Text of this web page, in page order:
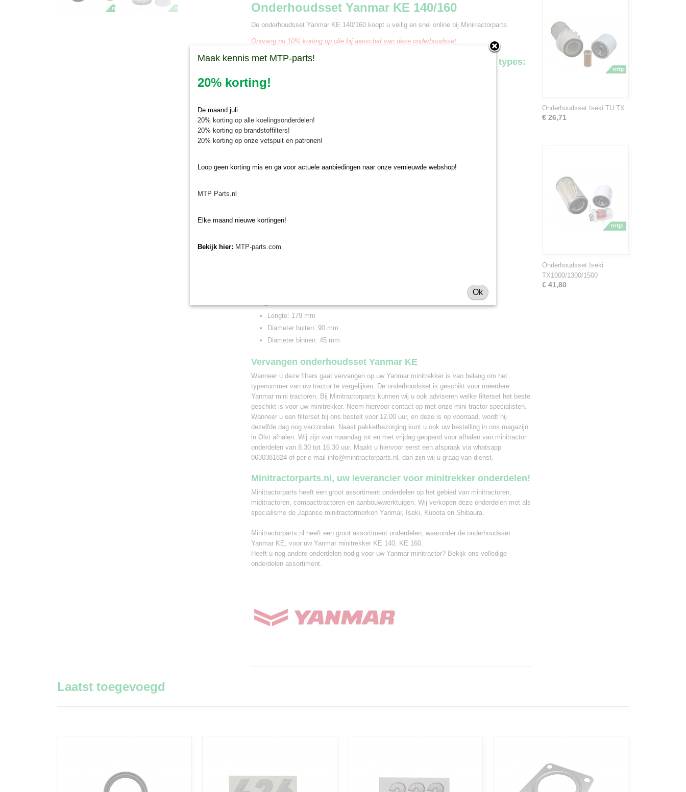
Onderhoudsset Yanmar KE 140/160
De onderhoudsset Yanmar KE 140/160 koopt u veilig en snel online bij Minirractorparts.
Ontvang nu 10% korting op olie bij aanschaf van deze onderhoudsset.
De onderhoudsset Yanmar is geschikt voor de volgende types:
Yanmar KE140
Yanmar KE160
bestaande uit:
1 brandstoffilter
1 luchtfilter
Diameter buiten: 35 mm
Lengte: 179 mm
Diameter buiten: 90 mm
Diameter binnen: 45 mm
Vervangen onderhoudsset Yanmar KE
Wanneer u deze filters gaat vervangen op uw Yanmar minitrekker is van belang om het
typenummer van uw tractor te vergelijken. De onderhoudsset is geschikt voor meerdere
Yanmar mini tractoren. Bij Minitractorparts kunnen wij u ook adviseren welke filterset het beste
geschikt is voor uw minitrekker. Neem hiervoor contact op met onze mini tractor specialisten.
Wanneer u een filterset bij ons bestelt voor 12.00 uur, en deze is op voorraad, wordt hij
dezelfde dag nog verzonden. Naast pakketbezorging kunt u ook uw bestelling in ons magazijn
in Olst afhalen. Wij zijn van maandag tot en met vrijdag geopend voor afhalen van minitractor
onderdelen van 8.30 tot 16.30 uur. Maakt u hiervoor eerst een afspraak via whatsapp
0630381824 of per e-mail info@minitractorparts.nl, dan zijn wij u graag van dienst.
Minitractorparts.nl, uw leverancier voor minitrekker onderdelen!
Minitractorparts heeft een groot assortiment onderdelen op het gebied van minitractoren,
miditractoren, compacttractoren en aanbouwwerktuigen. Wij verkopen deze onderdelen met als
specialisme de Japanse minitractormerken Yanmar, Iseki, Kubota en Shibaura.
Minitractorparts.nl heeft een groot assortiment onderdelen, waaronder de onderhoudsset
Yanmar KE, voor uw Yanmar minitrekker KE 140, KE 160.
Heeft u nog andere onderdelen nodig voor uw Yanmar minitractor? Bekijk ons volledige
onderdelen assortiment.
Onderhoudsset Iseki TU TX
€ 26,71
Onderhoudsset Iseki
TX1000/1300/1500
€ 41,80
Laatst toegevoegd
Maak kennis met MTP-parts!
20% korting!
De maand juli
20% korting op alle koelingsonderdelen!
20% korting op brandstoffilters!
20% korting op onze vetspuit en patronen!
Loop geen korting mis en ga voor actuele aanbiedingen naar onze vernieuwde webshop!
MTP Parts.nl
Elke maand nieuwe kortingen!
Bekijk hier: MTP-parts.com
Ok